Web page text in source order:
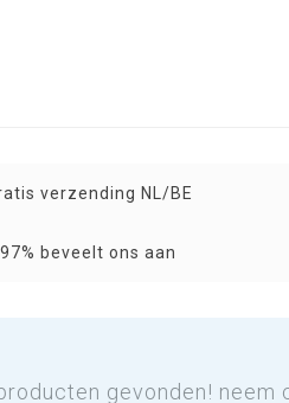
verzending NL/BE
97% beveelt ons aan
gevonden!